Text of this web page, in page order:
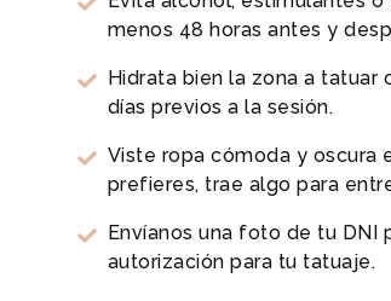
menos 48 horas antes y
Hidrata bien la zona a tatuar
días previos a la sesión.
Viste ropa cómoda y oscura
prefieres, trae algo para
Envíanos una foto de tu DNI
autorización para tu tatuaje.